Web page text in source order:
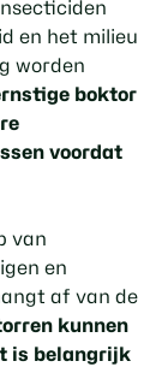
en het milieu
worden
boktor
voordat
van
en
af van de
kunnen
is belangrijk